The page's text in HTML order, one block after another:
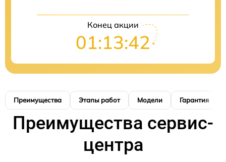
Конец акции
01:13:41
Преимущества Этапы работ Модели Гарантия
Преимущества сервис-
центра